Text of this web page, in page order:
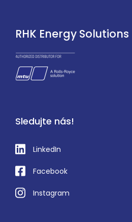
RHK Energy Solutions
Sledujte nás!
LinkedIn
Facebook
Instagram